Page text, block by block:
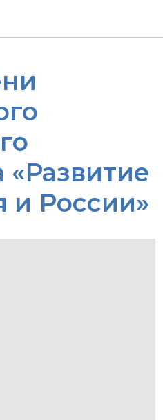
«Развитие
и России»